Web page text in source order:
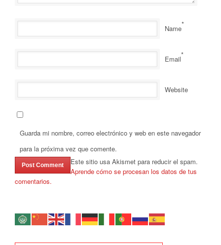
Name*
Email*
Website
Guarda mi nombre, correo electrónico y web en este navegador
para la próxima vez que comente.
Este sitio usa Akismet para reducir el spam.
Aprende cómo se procesan los datos de tus
comentarios.